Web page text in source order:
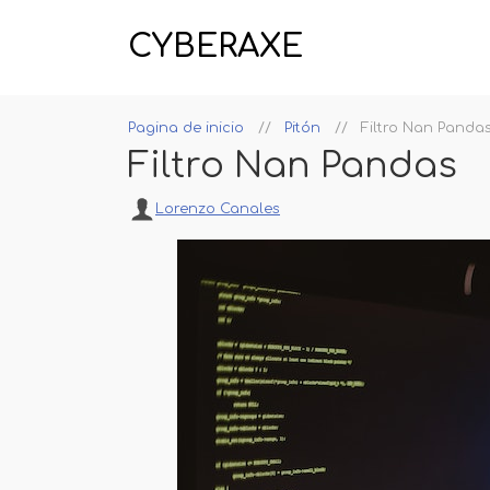
CYBERAXE
Pagina de inicio Pitón Filtro Nan
Filtro Nan Pandas
Lorenzo Canales